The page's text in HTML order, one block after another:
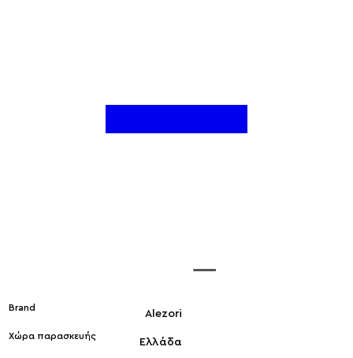
Brand
Alezori
Χώρα παρασκευής
Ελλάδα